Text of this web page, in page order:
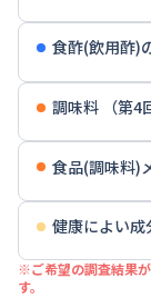
食酢(飲用酢)
調味料 （第4
食品(調味料)
健康によい成
※ご希望の調査結果
す。